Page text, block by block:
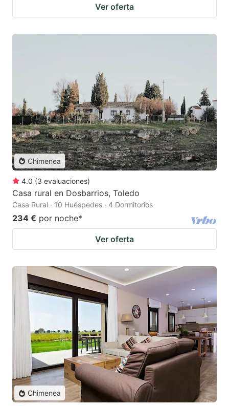
Ver oferta
Chimenea
4.0 (3 evaluaciones)
Casa rural en Dosbarrios, Toledo
Casa Rural · 10 Huéspedes · 4 Dormitorios
234 € por noche*
Ver oferta
Chimenea